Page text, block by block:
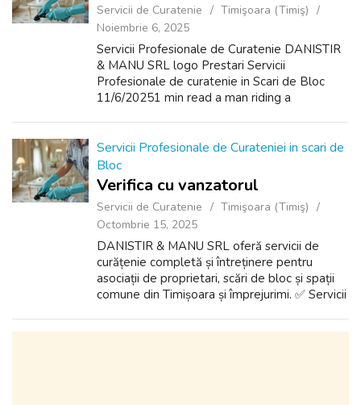
Servicii de Curatenie
Timişoara (Timiş)
Noiembrie 6, 2025
Servicii Profesionale de Curatenie DANISTIR
& MANU SRL logo Prestari Servicii
Profesionale de curatenie in Scari de Bloc
11/6/20251 min read a man riding a
SCĂRI DE BLOC 🏢 ...
Servicii Profesionale de Curateniei in scari de
Bloc
Verifica cu vanzatorul
Servicii de Curatenie
Timişoara (Timiş)
Octombrie 15, 2025
DANISTIR & MANU SRL oferă servicii de
curățenie completă și întreținere pentru
asociații de proprietari, scări de bloc și spații
comune din Timișoara și împrejurimi. ✅ Servicii